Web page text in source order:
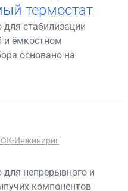
термостат
стабилизации
и ёмкостном
основано на
Инжинириг
для непрерывного и
компонентов